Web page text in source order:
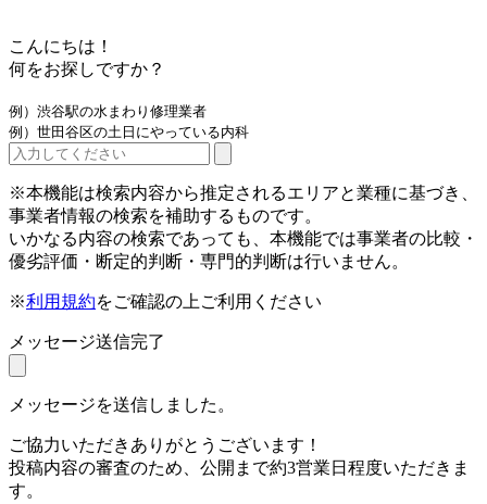
こんにちは！
何をお探しですか？
例）渋谷駅の水まわり修理業者
例）世田谷区の土日にやっている内科
※本機能は検索内容から推定されるエリアと業種に基づき、
事業者情報の検索を補助するものです。
いかなる内容の検索であっても、本機能では事業者の比較・
優劣評価・断定的判断・専門的判断は行いません。
※利用規約をご確認の上ご利用ください
メッセージ送信完了
メッセージを送信しました。
ご協力いただきありがとうございます！
投稿内容の審査のため、公開まで約3営業日程度いただきま
す。